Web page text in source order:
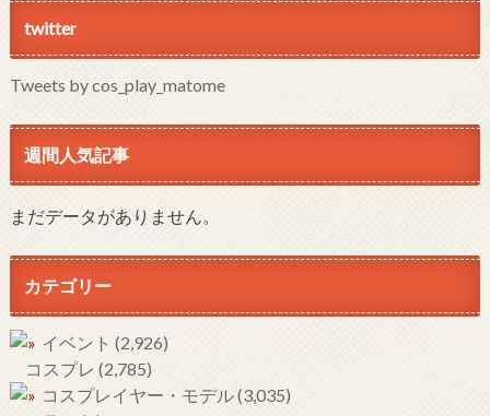
twitter
Tweets by cos_play_matome
週間人気記事
まだデータがありません。
カテゴリー
イベント (2,926)
コスプレ (2,785)
コスプレイヤー・モデル(3,035)